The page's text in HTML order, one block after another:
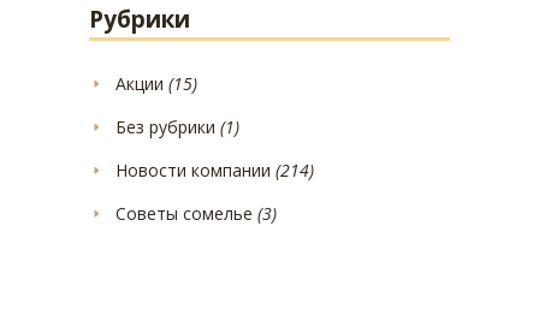
Рубрики
Акции (15)
Без рубрики (1)
Новости компании (214)
Советы сомелье (3)